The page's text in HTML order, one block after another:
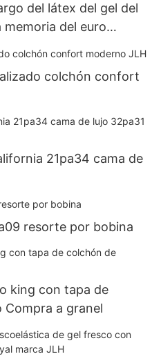
del látex del gel del
memoria del euro
colchón confort
21pa34 cama de
resorte por bobina
king con tapa de
Compra a granel